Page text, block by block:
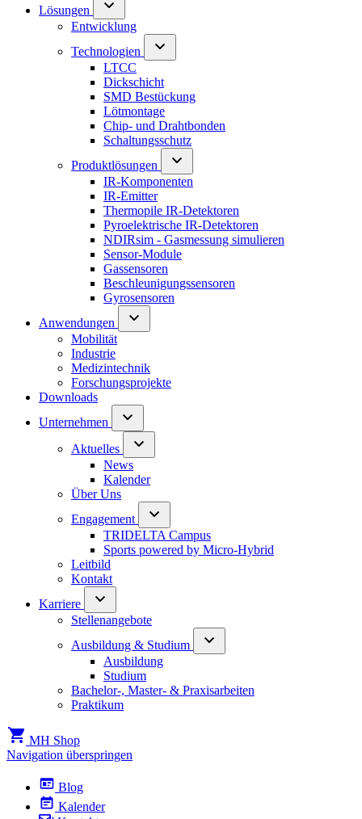
Lösungen
Entwicklung
Technologien
LTCC
Dickschicht
SMD Bestückung
Lötmontage
Chip- und Drahtbonden
Schaltungsschutz
Produktlösungen
IR-Komponenten
IR-Emitter
Thermopile IR-Detektoren
Pyroelektrische IR-Detektoren
NDIRsim - Gasmessung simulieren
Sensor-Module
Gassensoren
Beschleunigungssensoren
Gyrosensoren
Anwendungen
Mobilität
Industrie
Medizintechnik
Forschungsprojekte
Downloads
Unternehmen
Aktuelles
News
Kalender
Über Uns
Engagement
TRIDELTA Campus
Sports powered by Micro-Hybrid
Leitbild
Kontakt
Karriere
Stellenangebote
Ausbildung & Studium
Ausbildung
Studium
Bachelor-, Master- & Praxisarbeiten
Praktikum
MH Shop
Navigation überspringen
Blog
Kalender